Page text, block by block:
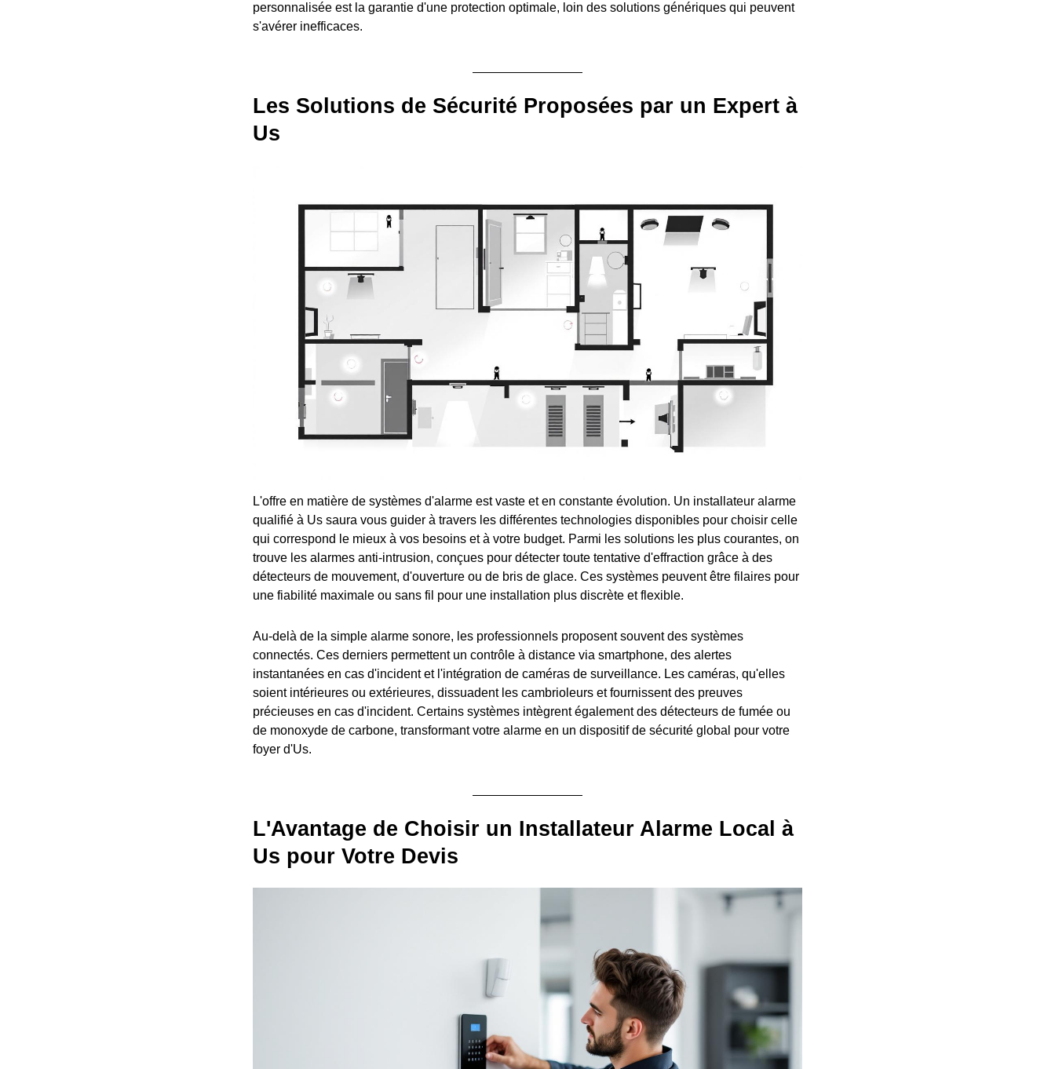
personnalisée est la garantie d'une protection optimale, loin des solutions génériques qui peuvent
s'avérer inefficaces.
Les Solutions de Sécurité Proposées par un Expert à
Us
L'offre en matière de systèmes d'alarme est vaste et en constante évolution. Un installateur alarme
qualifié à Us saura vous guider à travers les différentes technologies disponibles pour choisir celle
qui correspond le mieux à vos besoins et à votre budget. Parmi les solutions les plus courantes, on
trouve les alarmes anti-intrusion, conçues pour détecter toute tentative d'effraction grâce à des
détecteurs de mouvement, d'ouverture ou de bris de glace. Ces systèmes peuvent être filaires pour
une fiabilité maximale ou sans fil pour une installation plus discrète et flexible.
Au-delà de la simple alarme sonore, les professionnels proposent souvent des systèmes
connectés. Ces derniers permettent un contrôle à distance via smartphone, des alertes
instantanées en cas d'incident et l'intégration de caméras de surveillance. Les caméras, qu'elles
soient intérieures ou extérieures, dissuadent les cambrioleurs et fournissent des preuves
précieuses en cas d'incident. Certains systèmes intègrent également des détecteurs de fumée ou
de monoxyde de carbone, transformant votre alarme en un dispositif de sécurité global pour votre
foyer d'Us.
L'Avantage de Choisir un Installateur Alarme Local à
Us pour Votre Devis